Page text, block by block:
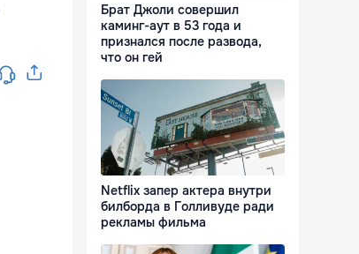
Брат Джоли совершил
каминг-аут в 53 года и
признался после развода,
что он гей
Netflix запер актера внутри
билборда в Голливуде ради
рекламы фильма